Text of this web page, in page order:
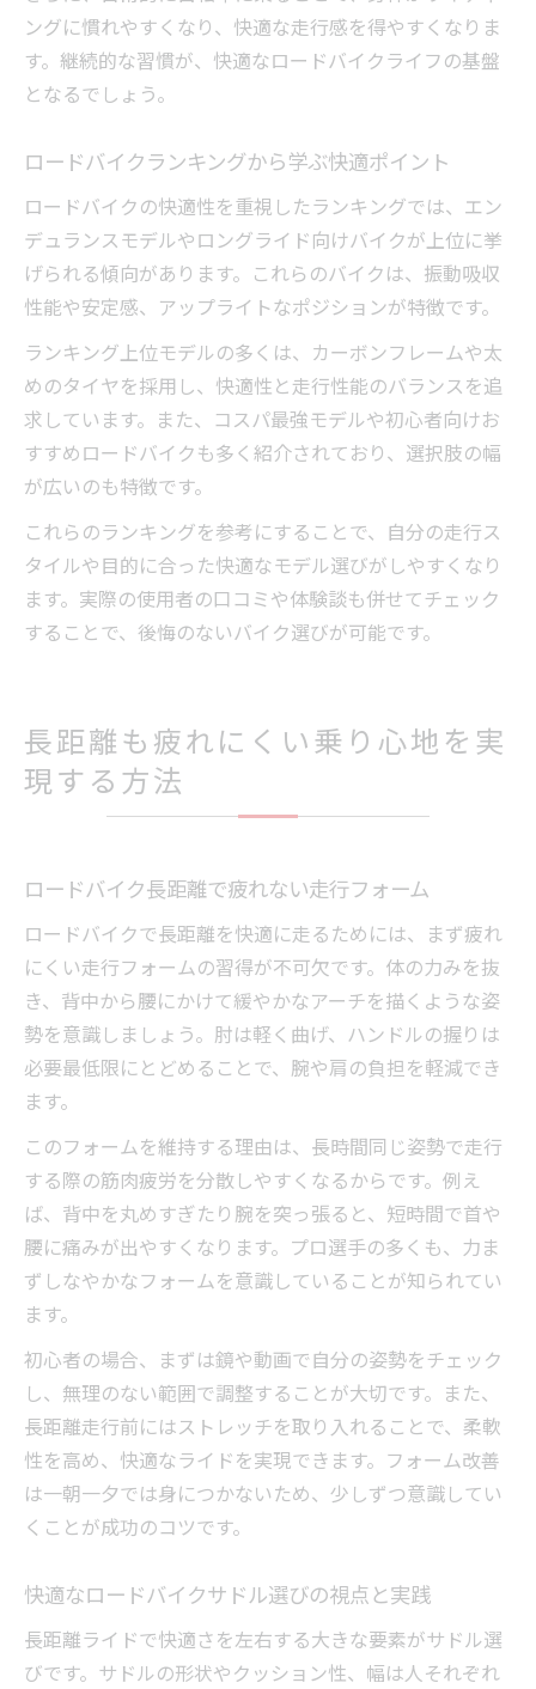
ングに慣れやすくなり、快適な走行感を得やすくなりま
す。継続的な習慣が、快適なロードバイクライフの基盤
となるでしょう。
ロードバイクランキングから学ぶ快適ポイント
ロードバイクの快適性を重視したランキングでは、エン
デュランスモデルやロングライド向けバイクが上位に挙
げられる傾向があります。これらのバイクは、振動吸収
性能や安定感、アップライトなポジションが特徴です。
ランキング上位モデルの多くは、カーボンフレームや太
めのタイヤを採用し、快適性と走行性能のバランスを追
求しています。また、コスパ最強モデルや初心者向けお
すすめロードバイクも多く紹介されており、選択肢の幅
が広いのも特徴です。
これらのランキングを参考にすることで、自分の走行ス
タイルや目的に合った快適なモデル選びがしやすくなり
ます。実際の使用者の口コミや体験談も併せてチェック
することで、後悔のないバイク選びが可能です。
長距離も疲れにくい乗り心地を実
現する方法
ロードバイク長距離で疲れない走行フォーム
ロードバイクで長距離を快適に走るためには、まず疲れ
にくい走行フォームの習得が不可欠です。体の力みを抜
き、背中から腰にかけて緩やかなアーチを描くような姿
勢を意識しましょう。肘は軽く曲げ、ハンドルの握りは
必要最低限にとどめることで、腕や肩の負担を軽減でき
ます。
このフォームを維持する理由は、長時間同じ姿勢で走行
する際の筋肉疲労を分散しやすくなるからです。例え
ば、背中を丸めすぎたり腕を突っ張ると、短時間で首や
腰に痛みが出やすくなります。プロ選手の多くも、力ま
ずしなやかなフォームを意識していることが知られてい
ます。
初心者の場合、まずは鏡や動画で自分の姿勢をチェック
し、無理のない範囲で調整することが大切です。また、
長距離走行前にはストレッチを取り入れることで、柔軟
性を高め、快適なライドを実現できます。フォーム改善
は一朝一夕では身につかないため、少しずつ意識してい
くことが成功のコツです。
快適なロードバイクサドル選びの視点と実践
長距離ライドで快適さを左右する大きな要素がサドル選
びです。サドルの形状やクッション性、幅は人それぞれ